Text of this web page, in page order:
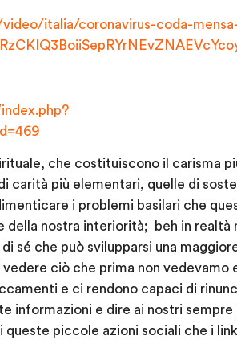
italia/coronavirus-coda-
che costituiscono il carisma
carità più elementari, quelle di
i problemi basilari che
nostra interiorità; beh in realtà
sé che può svilupparsi una
ciò che prima non vedevamo
e ci rendono capaci di
informazioni e dire ai nostri
piccole azioni sociali che i